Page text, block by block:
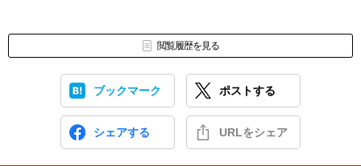
閲覧履歴を見る
ブックマーク ポストする
シェアする URLをシェア